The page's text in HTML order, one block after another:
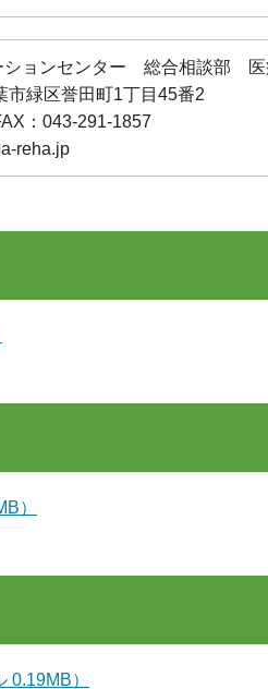
ションセンター 総合相談部
緑区誉田町1丁目45番2
：043-291-1857
reha.jp
）
0.19MB）